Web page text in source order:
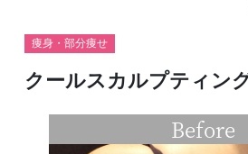
痩身・部分痩せ
クールスカルプティン
Before